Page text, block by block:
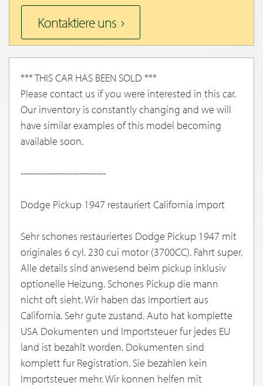
Kontaktiere uns
*** THIS CAR HAS BEEN SOLD ***
Please contact us if you were interested in this car.
Our inventory is constantly changing and we will
have similar examples of this model becoming
available soon.
-----------------------------
Dodge Pickup 1947 restauriert California import
Sehr schones restauriertes Dodge Pickup 1947 mit
originales 6 cyl. 230 cui motor (3700CC). Fahrt super.
Alle details sind anwesend beim pickup inklusiv
optionelle Heizung. Schones Pickup die mann
nicht oft sieht. Wir haben das Importiert aus
California. Sehr gute zustand. Auto hat komplette
USA Dokumenten und Importsteuer fur jedes EU
land ist bezahlt worden. Dokumenten sind
komplett fur Registration. Sie bezahlen kein
Importsteuer mehr. Wir konnen helfen mit